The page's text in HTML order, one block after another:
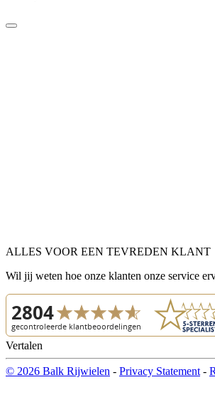
ALLES VOOR EEN TEVREDEN KLANT
Wil jij weten hoe onze klanten onze service
Vertalen
© 2026 Balk Rijwielen - Privacy Statement -